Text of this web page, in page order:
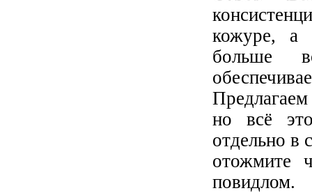
кожуре, а
больше
но всё
отдельно в
отожмите
повидлом.